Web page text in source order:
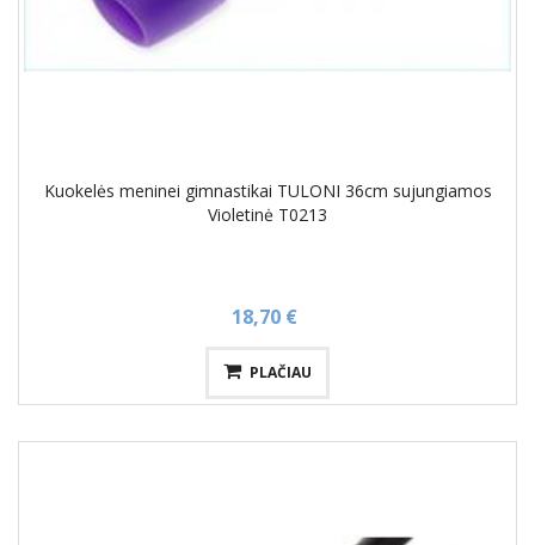
Kuokelės meninei gimnastikai TULONI 36cm sujungiamos
Violetinė T0213
18,70 €
PLAČIAU